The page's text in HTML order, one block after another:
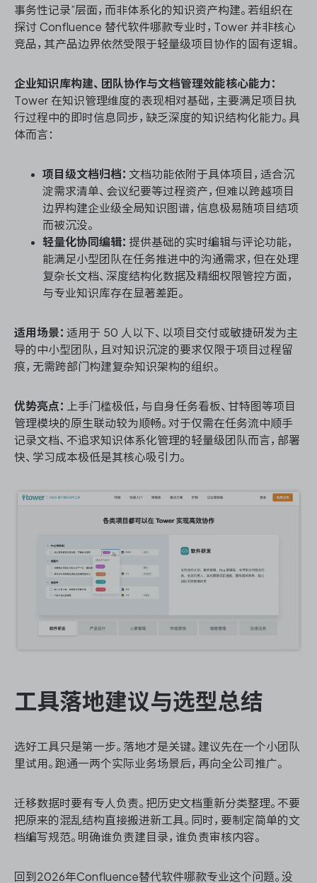
事务性记录”层面，而非体系化的知识资产构建。若组织在
探讨 Confluence 替代软件哪款专业时，Tower 并非核心
竞品，其产品边界依然受限于轻量级项目协作的固有逻辑。
企业知识库构建、团队协作与文档管理效能核心能力：
Tower 在知识管理维度的表现相对基础，主要满足项目执
行过程中的即时信息同步，缺乏深度的知识结构化能力。具
体而言：
项目级文档归档： 文档功能依附于具体项目，适合沉
淀需求清单、会议纪要等过程资产，但难以跨越项目
边界构建企业级全局知识图谱，信息极易随项目结项
而被沉没。
轻量化协同编辑： 提供基础的实时编辑与评论功能，
能满足小型团队在任务推进中的沟通需求，但在处理
复杂长文档、深度结构化数据及精细权限管控方面，
与专业知识库存在显著差距。
适用场景： 适用于 50 人以下、以项目交付或敏捷研发为主
导的中小型团队，且对知识沉淀的要求仅限于项目过程留
痕，无需跨部门构建复杂知识架构的组织。
优势亮点：
上手门槛极低，与自身任务看板、甘特图等项目
管理模块的原生联动较为顺畅。对于仅需在任务流中顺手
记录文档、不追求知识体系化管理的轻量级团队而言，部署
快、学习成本极低是其核心吸引力。
工具落地建议与选型总结
选好工具只是第一步。落地才是关键。建议先在一个小团队
里试用。跑通一两个实际业务场景后，再向全公司推广。
迁移数据时要有专人负责。把历史文档重新分类整理。不要
把原来的混乱结构直接搬进新工具。同时，要制定简单的文
档编写规范。明确谁负责建目录，谁负责审核内容。
回到2026年Confluence替代软件哪款专业这个问题。没